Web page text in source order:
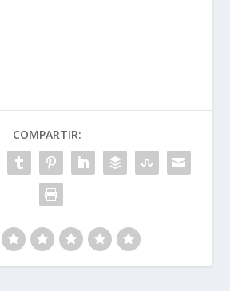
COMPARTIR: